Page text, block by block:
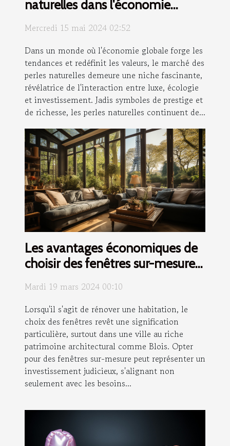
naturelles dans l'économie
Mercredi 15 mai 2024 02:52
Dans un monde où l'économie globale forge les
tendances et redéfinit les valeurs, le marché des
perles naturelles demeure une niche fascinante,
révélatrice de l'interaction entre luxe, écologie
et investissement. Jadis symboles de prestige et
de richesse, les perles naturelles continuent de...
Les avantages économiques de
choisir des fenêtres sur-mesure
Mardi 19 mars 2024 00:10
Lorsqu'il s'agit de rénover une habitation, le
choix des fenêtres revêt une signification
particulière, surtout dans une ville au riche
patrimoine architectural comme Blois. Opter
pour des fenêtres sur-mesure peut représenter un
investissement judicieux, s'alignant non
seulement avec les besoins...